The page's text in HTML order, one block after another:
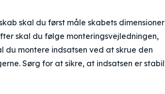
skal du først måle skabets dimensioner
skal du følge monteringsvejledningen,
du montere indsatsen ved at skrue den
Sørg for at sikre, at indsatsen er stabil